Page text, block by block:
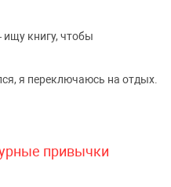
книгу, чтобы
я переключаюсь на отдых.
привычки